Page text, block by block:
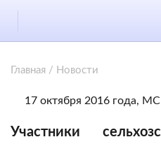
Главная / Новости
17 октября 2016 года,
Участники